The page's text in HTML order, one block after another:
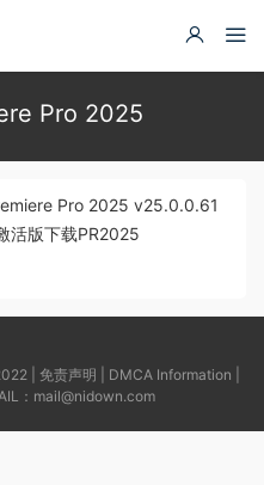
Pro 2025
Pro 2025 v25.0.0.61
活版下载PR2025
| 免责声明 DMCA Information
： mail@nidown.com